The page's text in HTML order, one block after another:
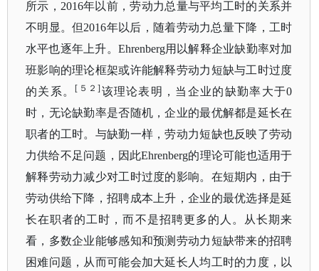
所示，2016年以前，劳动力总量与平均工时的关系并
不明显。但2016年以后，随着劳动力总量下降，工时
水平也逐年上升。Ehrenberg用以解释企业缺勤率对加
班影响的理论框架或许能解释劳动力短缺与工时过度
的关系。[５２] 该理论表明，当企业的缺勤率大于0
时，无论缺勤率是否随机，企业的最优解都是延长在
职者的工时。与缺勤一样，劳动力短缺也反映了劳动
力供给不足问题，因此Ehrenberg的理论可能也适用于
解释劳动力减少对工时过度的影响。在短期内，由于
劳动供给下降，招聘成本上升，企业的最优选择是延
长在职者的工时，而不是招聘更多的人。从长期来
看，多数企业能够感知和预测劳动力短缺带来的招聘
困难问题，从而可能会加大延长人均工时的力度，以